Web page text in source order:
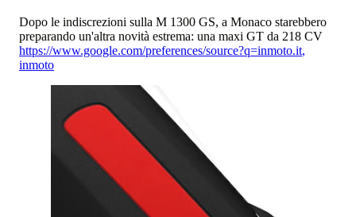
Dopo le indiscrezioni sulla M 1300 GS, a Monaco starebbero
preparando un'altra novità estrema: una maxi GT da 218 CV
https://www.google.com/preferences/source?q=inmoto.it,
inmoto